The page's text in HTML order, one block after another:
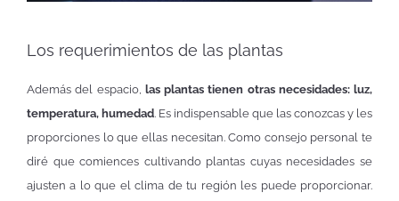
Los requerimientos de las plantas
Además del espacio, las plantas tienen otras necesidades: luz,
temperatura, humedad. Es indispensable que las conozcas y les
proporciones lo que ellas necesitan. Como consejo personal te
diré que comiences cultivando plantas cuyas necesidades se
ajusten a lo que el clima de tu región les puede proporcionar.